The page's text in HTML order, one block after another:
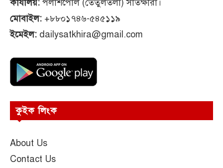
কার্যালয়: পলাশপোল (তেঁতুলতলা) সাতক্ষীরা।
মোবাইল: +৮৮০১৭৪৬-৫৪৫১১৯
ইমেইল: dailysatkhira@gmail.com
কুইক লিংক
About Us
Contact Us